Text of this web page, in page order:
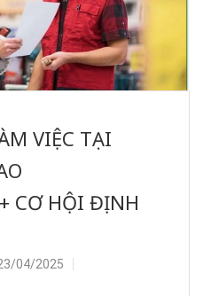
VIỆC TẠI
CƠ HỘI ĐỊNH
04/2025